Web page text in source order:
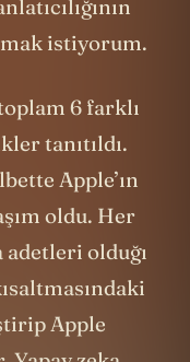
istiyorum.
6 farklı
tanıtıldı.
Apple’ın
oldu. Her
olduğı
Apple